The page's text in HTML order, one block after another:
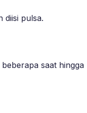
diisi pulsa.
saat hingga